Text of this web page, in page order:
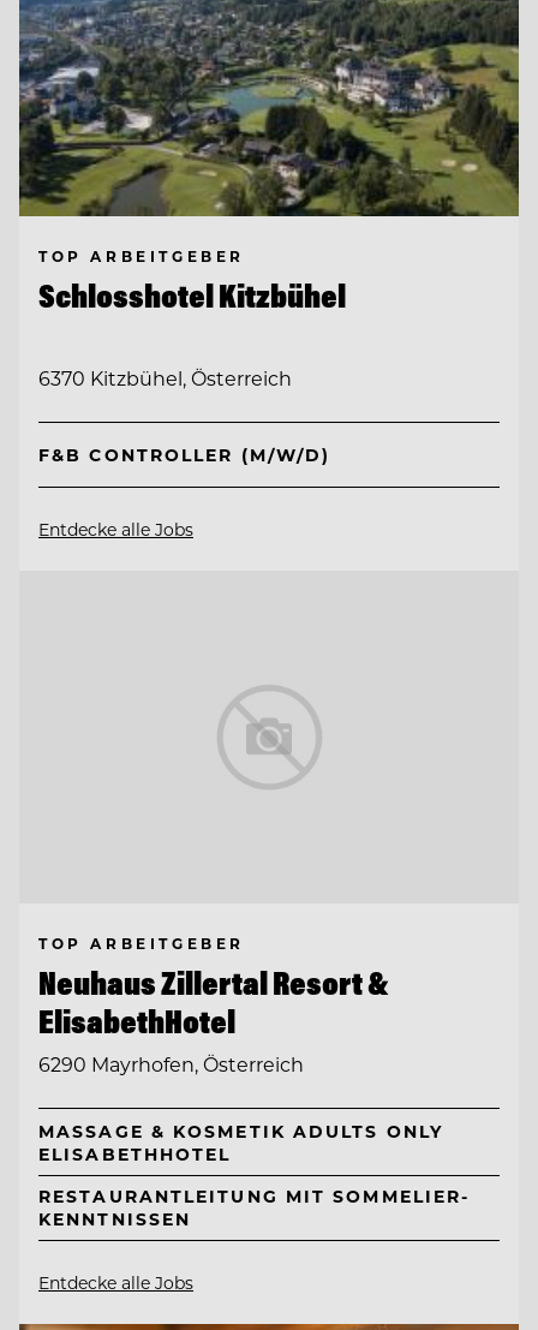
TOP ARBEITGEBER
Schlosshotel Kitzbühel
6370 Kitzbühel, Österreich
F&B CONTROLLER (M/W/D)
Entdecke alle Jobs
TOP ARBEITGEBER
Neuhaus Zillertal Resort &
ElisabethHotel
6290 Mayrhofen, Österreich
MASSAGE & KOSMETIK ADULTS ONLY
ELISABETHHOTEL
RESTAURANTLEITUNG MIT SOMMELIER-
KENNTNISSEN
Entdecke alle Jobs